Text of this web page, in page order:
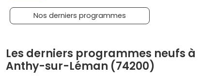
Nos derniers programmes
Les derniers programmes neufs à
Anthy-sur-Léman (74200)